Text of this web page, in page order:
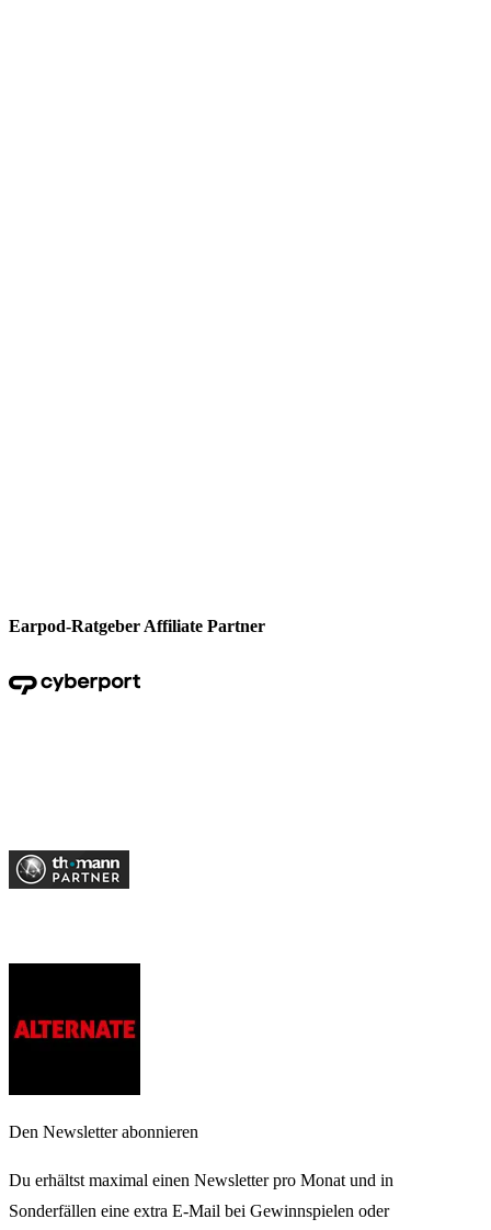
Earpod-Ratgeber Affiliate Partner
Den Newsletter abonnieren
Du erhältst maximal einen Newsletter pro Monat und in
Sonderfällen eine extra E-Mail bei Gewinnspielen oder